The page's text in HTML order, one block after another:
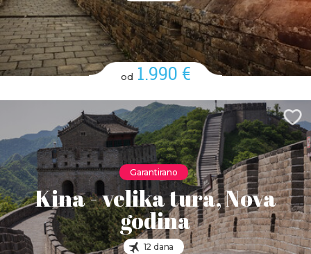
od 1.990 €
Garantirano
Kina - velika tura, Nova
godina
12 dana